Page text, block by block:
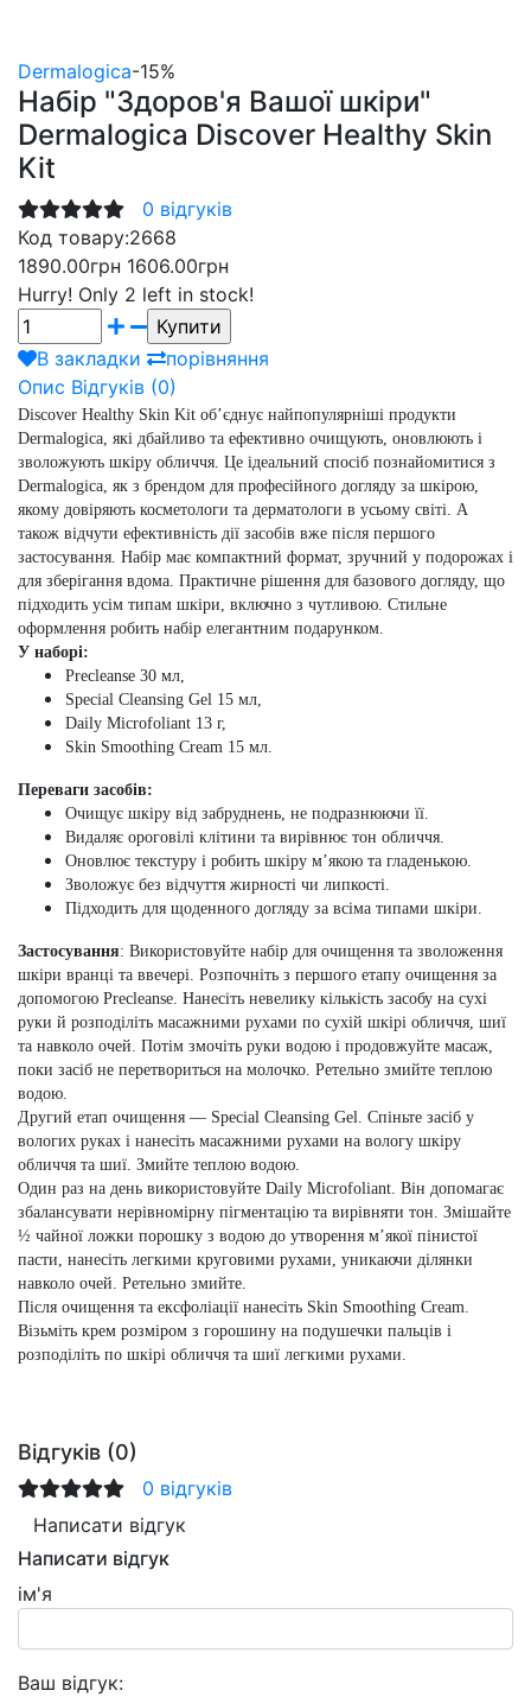
Dermalogica-15%
Набір "Здоров'я Вашої шкіри"
Dermalogica Discover Healthy Skin
Kit
0 відгуків
Код товару:2668
1890.00грн 1606.00грн
Hurry! Only 2 left in stock!
В закладки
порівняння
Опис Відгуків (0)
Discover Healthy Skin Kit об’єднує найпопулярніші продукти
Dermalogica, які дбайливо та ефективно очищують, оновлюють і
зволожують шкіру обличчя. Це ідеальний спосіб познайомитися з
Dermalogica, як з брендом для професійного догляду за шкірою,
якому довіряють косметологи та дерматологи в усьому світі. А
також відчути ефективність дії засобів вже після першого
застосування. Набір має компактний формат, зручний у подорожах і
для зберігання вдома. Практичне рішення для базового догляду, що
підходить усім типам шкіри, включно з чутливою. Стильне
оформлення робить набір елегантним подарунком.
У наборі:
Precleanse 30 мл,
Special Cleansing Gel 15 мл,
Daily Microfoliant 13 г,
Skin Smoothing Cream 15 мл.
Переваги засобів:
Очищує шкіру від забруднень, не подразнюючи її.
Видаляє ороговілі клітини та вирівнює тон обличчя.
Оновлює текстуру і робить шкіру м’якою та гладенькою.
Зволожує без відчуття жирності чи липкості.
Підходить для щоденного догляду за всіма типами шкіри.
Застосування: Використовуйте набір для очищення та зволоження
шкіри вранці та ввечері. Розпочніть з першого етапу очищення за
допомогою Precleanse. Нанесіть невелику кількість засобу на сухі
руки й розподіліть масажними рухами по сухій шкірі обличчя, шиї
та навколо очей. Потім змочіть руки водою і продовжуйте масаж,
поки засіб не перетвориться на молочко. Ретельно змийте теплою
водою.
Другий етап очищення — Special Cleansing Gel. Спіньте засіб у
вологих руках і нанесіть масажними рухами на вологу шкіру
обличчя та шиї. Змийте теплою водою.
Один раз на день використовуйте Daily Microfoliant. Він допомагає
збалансувати нерівномірну пігментацію та вирівняти тон. Змішайте
½ чайної ложки порошку з водою до утворення м’якої пінистої
пасти, нанесіть легкими круговими рухами, уникаючи ділянки
навколо очей. Ретельно змийте.
Після очищення та ексфоліації нанесіть Skin Smoothing Cream.
Візьміть крем розміром з горошину на подушечки пальців і
розподіліть по шкірі обличчя та шиї легкими рухами.
Відгуків (0)
0 відгуків
Написати відгук
Написати відгук
ім'я
Ваш відгук: